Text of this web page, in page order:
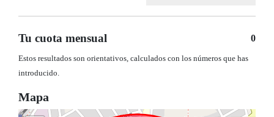
Tu cuota mensual 0
Estos resultados son orientativos, calculados con los números que has
introducido.
Mapa